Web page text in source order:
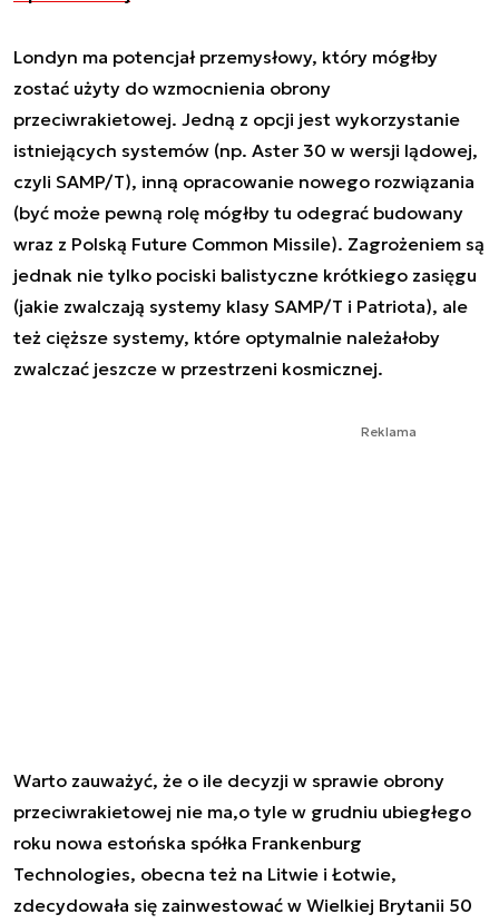
Londyn ma potencjał przemysłowy, który mógłby
zostać użyty do wzmocnienia obrony
przeciwrakietowej. Jedną z opcji jest wykorzystanie
istniejących systemów (np. Aster 30 w wersji lądowej,
czyli SAMP/T), inną opracowanie nowego rozwiązania
(być może pewną rolę mógłby tu odegrać budowany
wraz z Polską Future Common Missile). Zagrożeniem są
jednak nie tylko pociski balistyczne krótkiego zasięgu
(jakie zwalczają systemy klasy SAMP/T i Patriota), ale
też cięższe systemy, które optymalnie należałoby
zwalczać jeszcze w przestrzeni kosmicznej.
Reklama
Warto zauważyć, że o ile decyzji w sprawie obrony
przeciwrakietowej nie ma,o tyle w grudniu ubiegłego
roku nowa estońska spółka Frankenburg
Technologies, obecna też na Litwie i Łotwie,
zdecydowała się zainwestować w Wielkiej Brytanii 50